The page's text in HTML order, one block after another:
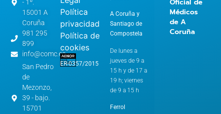
- 1º.
15001 A
Coruña
981 295
899
info@comc.es
San Pedro
de
Mezonzo,
39 - bajo.
15701
Política
privacidad
Política de
cookies
ER-0357/2015
A Coruña y
Santiago de
Compostela
De lunes a
jueves de 9 a
15 h y de 17 a
19 h; viernes
de 9 a 15 h
Ferrol
Oficial de
Médicos
de A
Coruña